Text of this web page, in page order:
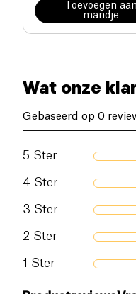
Toevoegen aan
mandje
Wat onze
Gebaseerd op 0
5 Ster
4 Ster
3 Ster
2 Ster
1 Ster